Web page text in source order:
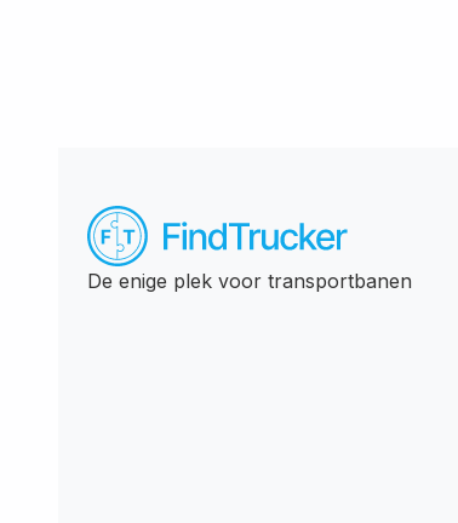
De enige plek voor transportbanen